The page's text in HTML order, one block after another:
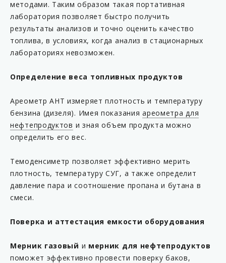
методами. Таким образом такая портативная
лаборатория позволяет быстро получить
результаты анализов и точно оценить качество
топлива, в условиях, когда анализ в стационарных
лабораториях невозможен.
Определение веса топливных продуктов
Ареометр АНТ измеряет плотность и температуру
бензина (дизеля). Имея показанияареометра для
нефтепродуктов и зная объем продукта можно
определить его вес.
Темоденсиметр позволяет эффективно мерить
плотность, температуру СУГ, а также определит
давление пара и соотношение пропана и бутана в
смеси.
Поверка и аттестация емкости оборудования
Мерник газовый и мерник для нефтепродуктов
поможет эффективно провести поверку баков,